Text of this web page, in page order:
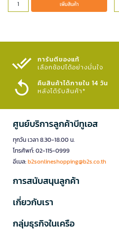
เพิ่มสินค้า
การันตีของแท้
เลือกช้อปได้อย่างมั่นใจ​
คืนสินค้าได้ภายใน 14 วัน
หลังได้รับสินค้า*
ศูนย์บริการลูกค้าบีทูเอส
ทุกวัน เวลา 8.30-18.00 น.
โทรศัพท์: 02-115-0999
อีเมล:b2sonlineshopping@b2s.co.th
การสนับสนุนลูกค้า
เกี่ยวกับเรา
กลุ่มธุรกิจในเครือ